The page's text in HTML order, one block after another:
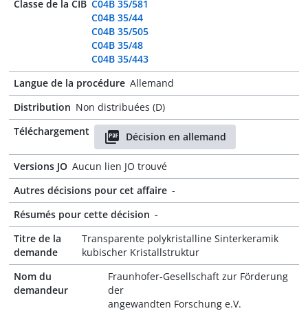
Classe de la CIB C04B 35/581
C04B 35/44
C04B 35/505
C04B 35/48
C04B 35/443
Langue de la procédure Allemand
Distribution Non distribuées (D)
Téléchargement
Décision en allemand
Versions JO Aucun lien JO trouvé
Autres décisions pour cet affaire -
Résumés pour cette décision -
Titre de la
demande
Transparente polykristalline Sinterkeramik
kubischer Kristallstruktur
Nom du
demandeur
Fraunhofer-Gesellschaft zur Förderung
der
angewandten Forschung e.V.